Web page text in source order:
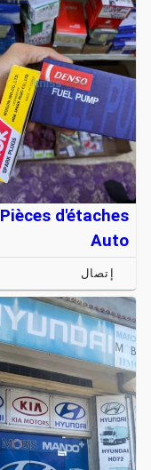
Pièces d'étaches
Auto
إتصال